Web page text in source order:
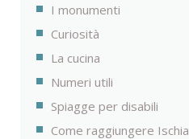
I monumenti
Curiosità
La cucina
Numeri utili
Spiagge per disabili
Come raggiungere Ischia